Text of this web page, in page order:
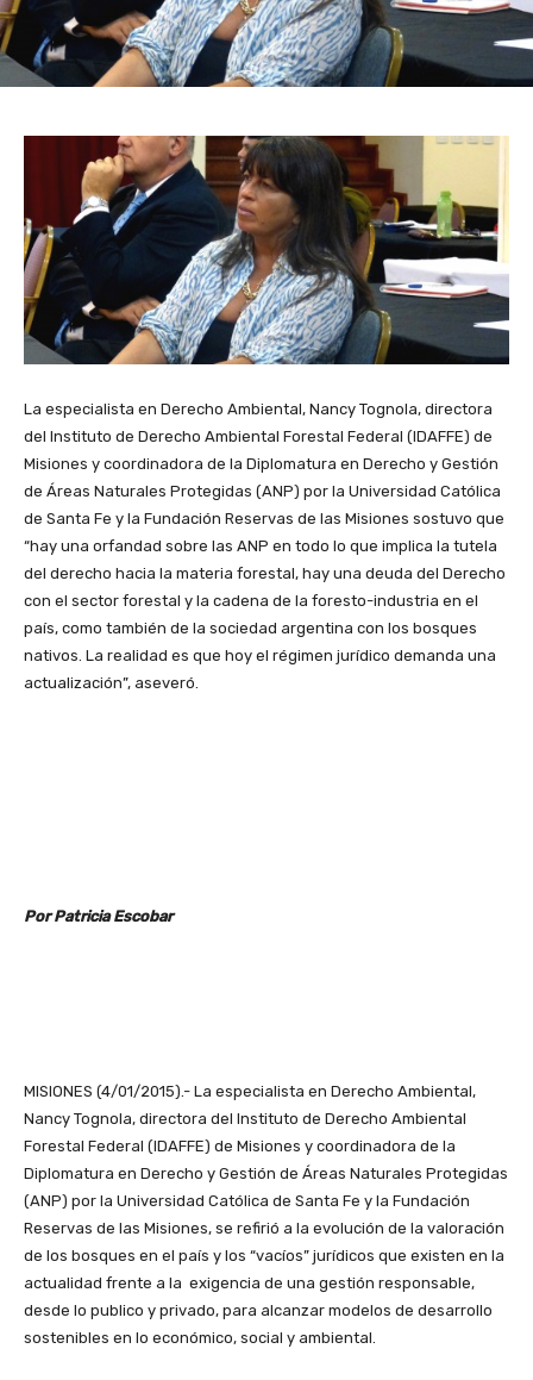
La especialista en Derecho Ambiental, Nancy Tognola, directora
del Instituto de Derecho Ambiental Forestal Federal (IDAFFE) de
Misiones y coordinadora de la Diplomatura en Derecho y Gestión
de Áreas Naturales Protegidas (ANP) por la Universidad Católica
de Santa Fe y la Fundación Reservas de las Misiones sostuvo que
“hay una orfandad sobre las ANP en todo lo que implica la tutela
del derecho hacia la materia forestal, hay una deuda del Derecho
con el sector forestal y la cadena de la foresto-industria en el
país, como también de la sociedad argentina con los bosques
nativos. La realidad es que hoy el régimen jurídico demanda una
actualización”, aseveró.
Por Patricia Escobar
MISIONES (4/01/2015).- La especialista en Derecho Ambiental,
Nancy Tognola, directora del Instituto de Derecho Ambiental
Forestal Federal (IDAFFE) de Misiones y coordinadora de la
Diplomatura en Derecho y Gestión de Áreas Naturales Protegidas
(ANP) por la Universidad Católica de Santa Fe y la Fundación
Reservas de las Misiones, se refirió a la evolución de la valoración
de los bosques en el país y los “vacíos” jurídicos que existen en la
actualidad frente a la exigencia de una gestión responsable,
desde lo publico y privado, para alcanzar modelos de desarrollo
sostenibles en lo económico, social y ambiental.